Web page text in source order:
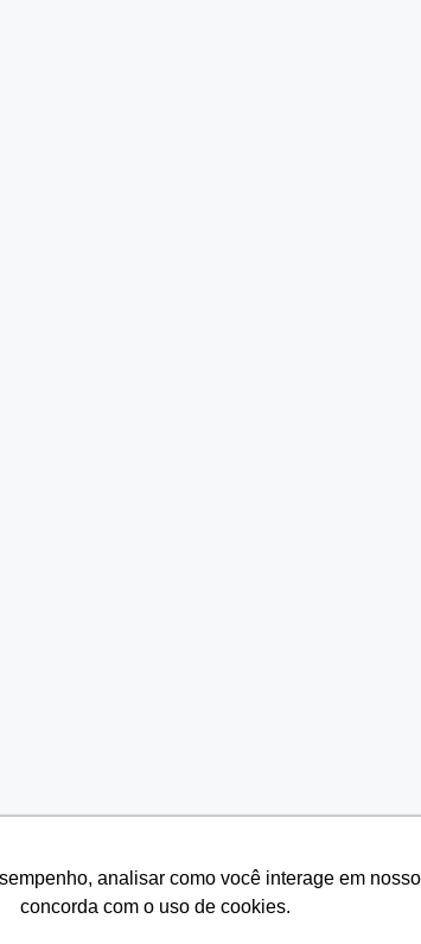
analisar como você interage em
concorda com o uso de cookies.
analisar como você interage em
concorda com o uso de cookies.